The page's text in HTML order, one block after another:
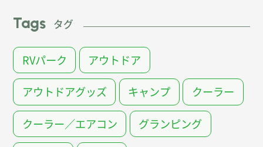
Tags タグ
RVパーク アウトドア
アウトドアグッズ キャンプ クーラー
クーラー／エアコン グランピング